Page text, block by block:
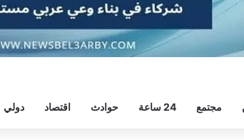
مجتمع 24 ساعة حوادث اقتصاد دولي